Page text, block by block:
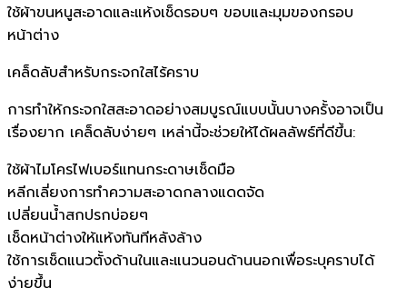
ใช้ผ้าขนหนูสะอาดและแห้งเช็ดรอบๆ ขอบและมุมของกรอบ
หน้าต่าง
เคล็ดลับสำหรับกระจกใสไร้คราบ
การทำให้กระจกใสสะอาดอย่างสมบูรณ์แบบนั้นบางครั้งอาจเป็น
เรื่องยาก เคล็ดลับง่ายๆ เหล่านี้จะช่วยให้ได้ผลลัพธ์ที่ดีขึ้น:
ใช้ผ้าไมโครไฟเบอร์แทนกระดาษเช็ดมือ
หลีกเลี่ยงการทำความสะอาดกลางแดดจัด
เปลี่ยนน้ำสกปรกบ่อยๆ
เช็ดหน้าต่างให้แห้งทันทีหลังล้าง
ใช้การเช็ดแนวตั้งด้านในและแนวนอนด้านนอกเพื่อระบุคราบได้
ง่ายขึ้น